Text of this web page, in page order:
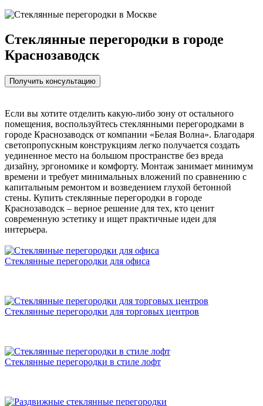
Cтеклянные перегородки в городе
Краснозаводск
Получить консультацию
Если вы хотите отделить какую-либо зону от остального
помещения, воспользуйтесь стеклянными перегородками в
городе Краснозаводск от компании «Белая Волна». Благодаря
светопропускным конструкциям легко получается создать
уединенное место на большом пространстве без вреда
дизайну, эргономике и комфорту. Монтаж занимает минимум
времени и требует минимальных вложений по сравнению с
капитальным ремонтом и возведением глухой бетонной
стены. Купить стеклянные перегородки в городе
Краснозаводск – верное решение для тех, кто ценит
современную эстетику и ищет практичные идеи для
интерьера.
Стеклянные перегородки для офиса
Стеклянные перегородки для торговых центров
Стеклянные перегородки в стиле лофт